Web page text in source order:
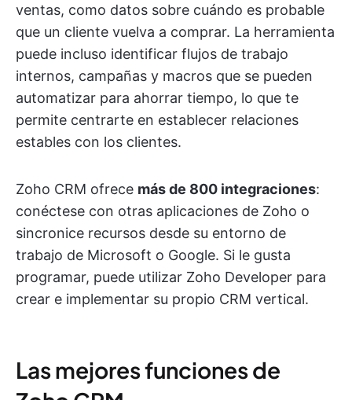
ventas, como datos sobre cuándo es probable
que un cliente vuelva a comprar. La herramienta
puede incluso identificar flujos de trabajo
internos, campañas y macros que se pueden
automatizar para ahorrar tiempo, lo que te
permite centrarte en establecer relaciones
estables con los clientes.
Zoho CRM ofrece más de 800 integraciones:
conéctese con otras aplicaciones de Zoho o
sincronice recursos desde su entorno de
trabajo de Microsoft o Google. Si le gusta
programar, puede utilizar Zoho Developer para
crear e implementar su propio CRM vertical.
Las mejores funciones de